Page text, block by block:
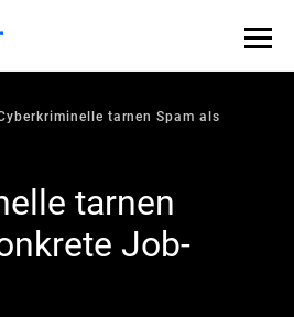
tarnen Spam als
tarnen
Job-